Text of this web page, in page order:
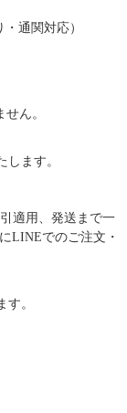
通関対応）
ん。
ます。
適用、発送まで一
LINEでのご注文・
。